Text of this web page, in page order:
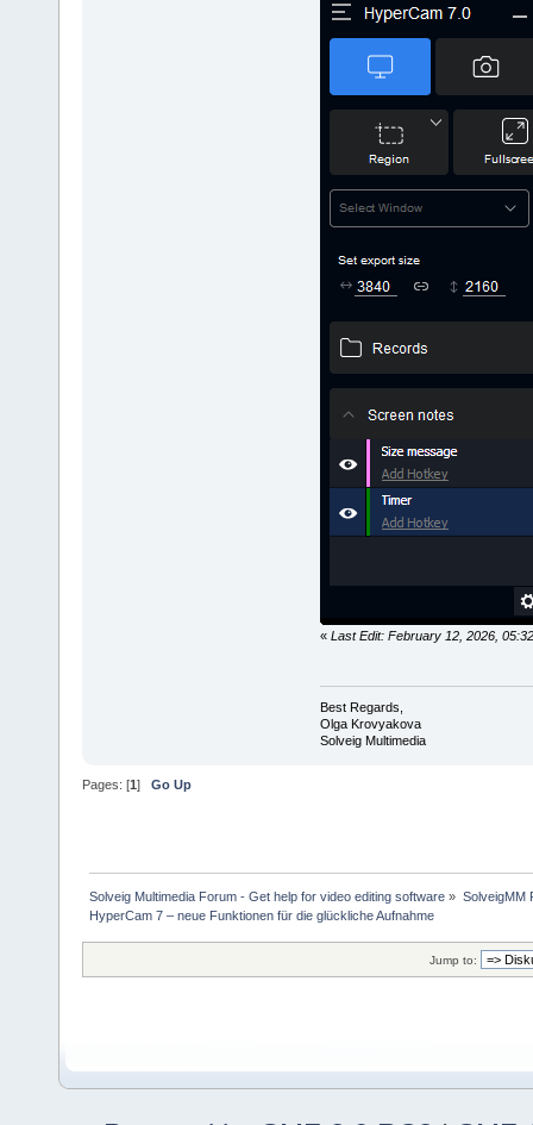
« Last Edit: February 12, 2026,
Best Regards,
Olga Krovyakova
Solveig Multimedia
Pages: [1] Go Up
Solveig Multimedia Forum - Get help for video editing software » SolveigMM
HyperCam 7 – neue Funktionen für die glückliche Aufnahme
Jump to: